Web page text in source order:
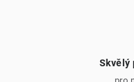
Skvělý